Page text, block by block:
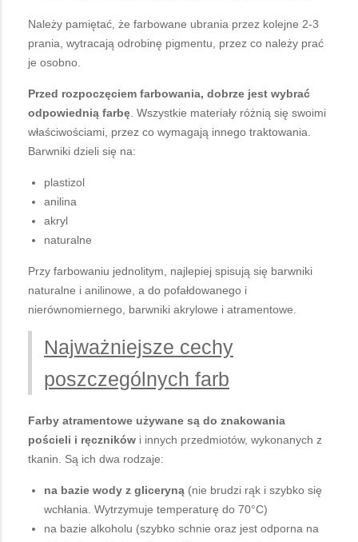
Należy pamiętać, że farbowane ubrania przez kolejne 2-3
prania, wytracają odrobinę pigmentu, przez co należy prać
je osobno.
Przed rozpoczęciem farbowania, dobrze jest wybrać
odpowiednią farbę . Wszystkie materiały różnią się swoimi
właściwościami, przez co wymagają innego traktowania.
Barwniki dzieli się na:
plastizol
anilina
akryl
naturalne
Przy farbowaniu jednolitym, najlepiej spisują się barwniki
naturalne i anilinowe, a do pofałdowanego i
nierównomiernego, barwniki akrylowe i atramentowe.
Najważniejsze cechy
poszczególnych farb
Farby atramentowe używane są do znakowania
pościeli i ręczników i innych przedmiotów, wykonanych z
tkanin. Są ich dwa rodzaje:
na bazie wody z gliceryną (nie brudzi rąk i szybko się
wchłania. Wytrzymuje temperaturę do 70°C)
na bazie alkoholu (szybko schnie oraz jest odporna na